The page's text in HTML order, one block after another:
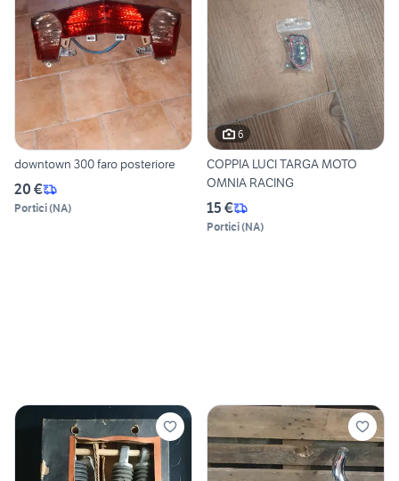
downtown 300 faro posteriore
20 €
Portici(NA)
6
COPPIA LUCI TARGA MOTO
OMNIA RACING
15 €
Portici(NA)